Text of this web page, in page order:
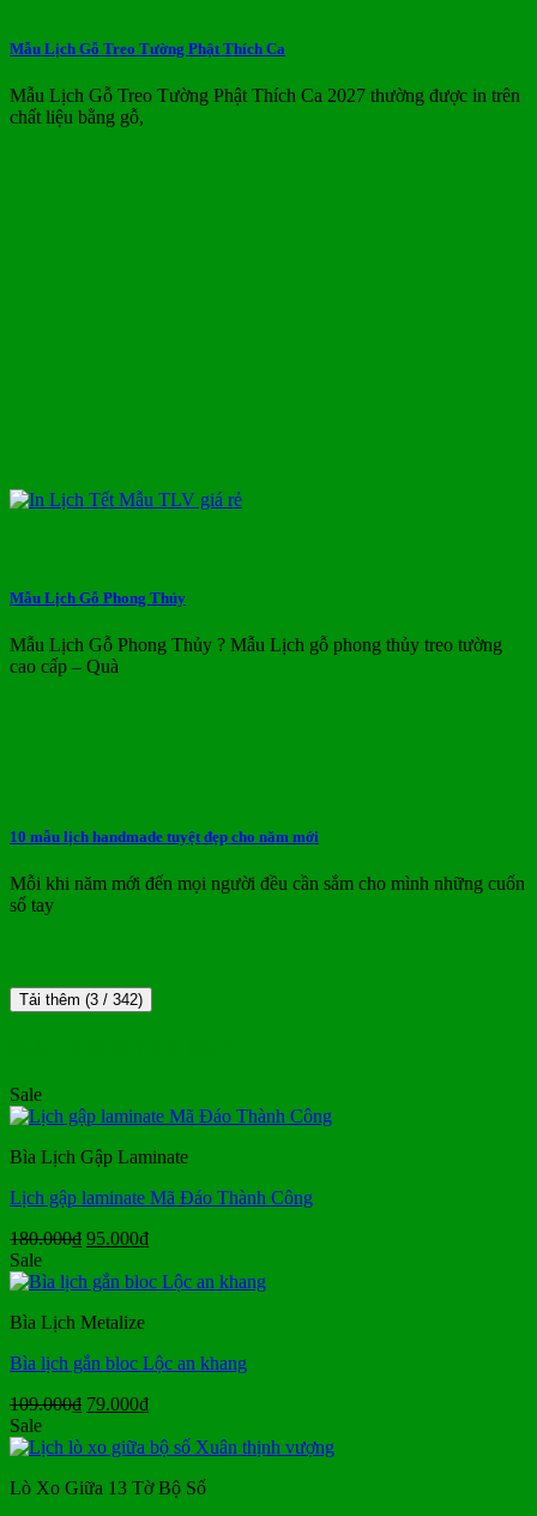
Mẫu Lịch Gỗ Treo Tường Phật Thích Ca
Mẫu Lịch Gỗ Treo Tường Phật Thích Ca 2027 thường được in trên
chất liệu bằng gỗ,
Mẫu Lịch Gỗ Phong Thủy
Mẫu Lịch Gỗ Phong Thủy ? Mẫu Lịch gỗ phong thủy treo tường
cao cấp – Quà
10 mẫu lịch handmade tuyệt đẹp cho năm mới
Mỗi khi năm mới đến mọi người đều cần sắm cho mình những cuốn
sổ tay
Tải thêm (3 / 342)
Sale
Bìa Lịch Gập Laminate
Lịch gập laminate Mã Đáo Thành Công
180.000₫ Giá
là:
95.000₫Giá
tại
Sale
Bìa Lịch Metalize
Bìa lịch gắn bloc Lộc an khang
109.000₫ Giá
là:
79.000₫Giá
tại
79.000₫.
Sale
Lò Xo Giữa 13 Tờ Bộ Số